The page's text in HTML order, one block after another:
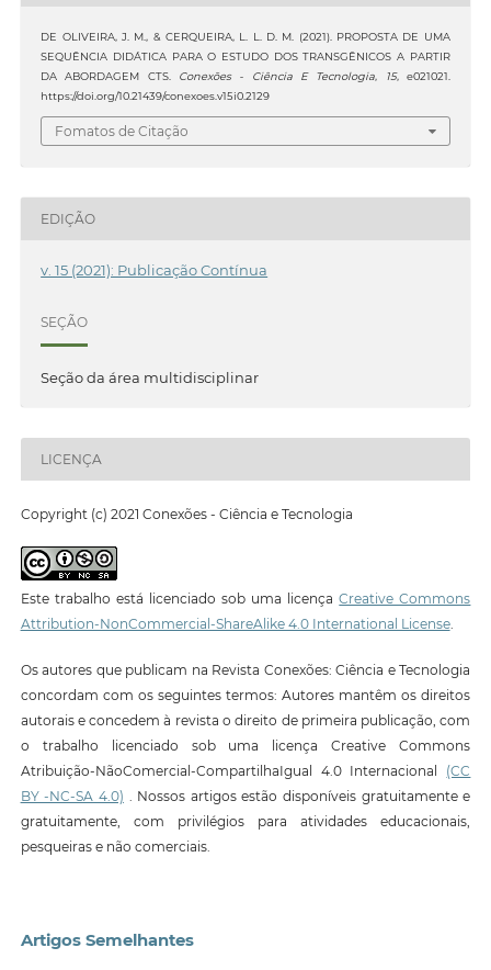
DE OLIVEIRA, J. M., & CERQUEIRA, L. L. D. M. (2021). PROPOSTA DE UMA
SEQUÊNCIA DIDÁTICA PARA O ESTUDO DOS TRANSGÊNICOS A PARTIR
DA ABORDAGEM CTS. Conexões - Ciência E Tecnologia, 15, e021021.
https://doi.org/10.21439/conexoes.v15i0.2129
Fomatos de Citação
EDIÇÃO
v. 15 (2021): Publicação Contínua
SEÇÃO
Seção da área multidisciplinar
LICENÇA
Copyright (c) 2021 Conexões - Ciência e Tecnologia
Este trabalho está licenciado sob uma licençaCreative Commons
Attribution-NonCommercial-ShareAlike 4.0 International License.
Os autores que publicam na Revista Conexões: Ciência e Tecnologia
concordam com os seguintes termos: Autores mantêm os direitos
autorais e concedem à revista o direito de primeira publicação, com
o trabalho licenciado sob uma licença Creative Commons
Atribuição-NãoComercial-CompartilhaIgual 4.0 Internacional (CC
BY -NC-SA 4.0) . Nossos artigos estão disponíveis gratuitamente e
gratuitamente, com privilégios para atividades educacionais,
pesqueiras e não comerciais.
Artigos Semelhantes